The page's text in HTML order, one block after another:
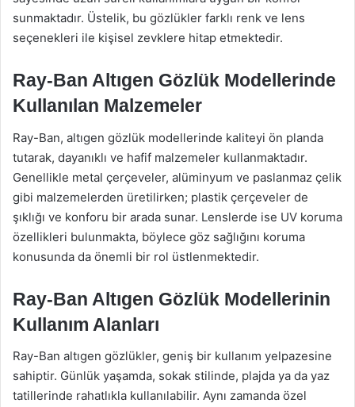
sunmaktadır. Üstelik, bu gözlükler farklı renk ve lens
seçenekleri ile kişisel zevklere hitap etmektedir.
Ray-Ban Altıgen Gözlük Modellerinde
Kullanılan Malzemeler
Ray-Ban, altıgen gözlük modellerinde kaliteyi ön planda
tutarak, dayanıklı ve hafif malzemeler kullanmaktadır.
Genellikle metal çerçeveler, alüminyum ve paslanmaz çelik
gibi malzemelerden üretilirken; plastik çerçeveler de
şıklığı ve konforu bir arada sunar. Lenslerde ise UV koruma
özellikleri bulunmakta, böylece göz sağlığını koruma
konusunda da önemli bir rol üstlenmektedir.
Ray-Ban Altıgen Gözlük Modellerinin
Kullanım Alanları
Ray-Ban altıgen gözlükler, geniş bir kullanım yelpazesine
sahiptir. Günlük yaşamda, sokak stilinde, plajda ya da yaz
tatillerinde rahatlıkla kullanılabilir. Aynı zamanda özel